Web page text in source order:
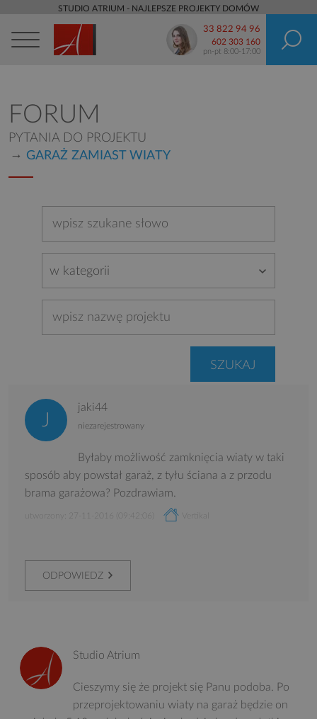
STUDIO ATRIUM - NAJLEPSZE PROJEKTY DOMÓW
33 822 94 96
602 303 160
pn-pt 8:00-17:00
FORUM
PYTANIA DO PROJEKTU
GARAŻ ZAMIAST WIATY
w kategorii
jaki44
niezarejestrowany
Byłaby możliwość zamknięcia wiaty w taki
sposób aby powstał garaż, z tyłu ściana a z przodu
brama garażowa? Pozdrawiam.
utworzony: 27-11-2016 (09:42:06) Vertikal
ODPOWIEDZ
Studio Atrium
Cieszymy się że projekt się Panu podoba. Po
przeprojektowaniu wiaty na garaż będzie on